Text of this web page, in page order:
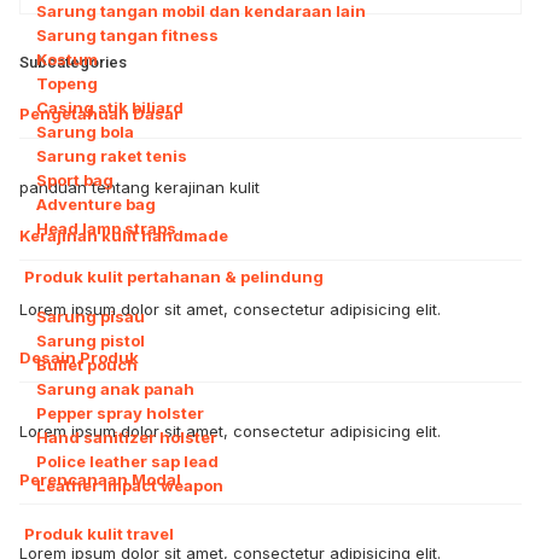
Sarung tangan mobil dan kendaraan lain
Sarung tangan fitness
Kostum
Topeng
Casing stik biliard
Sarung bola
Sarung raket tenis
Sport bag
Adventure bag
Head lamp straps
Produk kulit pertahanan & pelindung
Sarung pisau
Sarung pistol
Bullet pouch
Sarung anak panah
Pepper spray holster
Hand sanitizer holster
Police leather sap lead
Leather impact weapon
Produk kulit travel
Subcategories
Pengetahuan Dasar
panduan tentang kerajinan kulit
Kerajinan kulit handmade
Lorem ipsum dolor sit amet, consectetur adipisicing elit.
Desain Produk
Lorem ipsum dolor sit amet, consectetur adipisicing elit.
Perencanaan Modal
Lorem ipsum dolor sit amet, consectetur adipisicing elit.